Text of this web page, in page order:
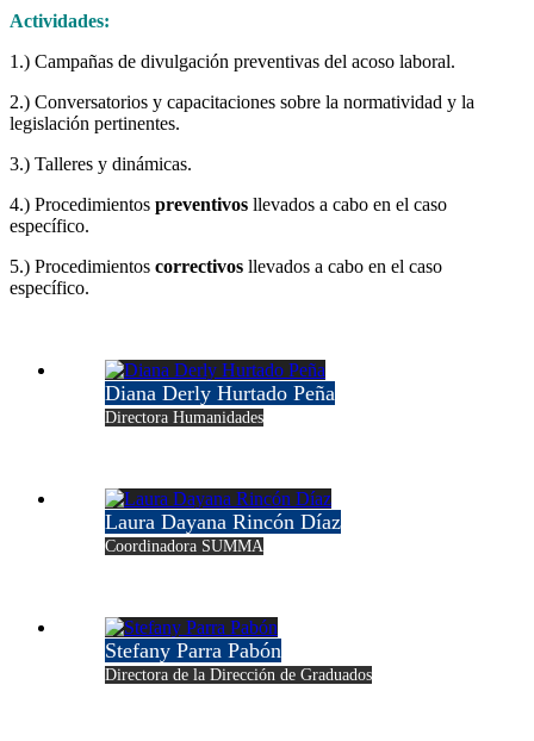
Actividades:
1.) Campañas de divulgación preventivas del acoso laboral.
2.) Conversatorios y capacitaciones sobre la normatividad y la
legislación pertinentes.
3.) Talleres y dinámicas.
4.) Procedimientos preventivos llevados a cabo en el caso
específico.
5.) Procedimientos correctivos llevados a cabo en el caso
específico.
Diana Derly Hurtado Peña
Directora Humanidades
Laura Dayana Rincón Díaz
Coordinadora SUMMA
Stefany Parra Pabón
Directora de la Dirección de Graduados